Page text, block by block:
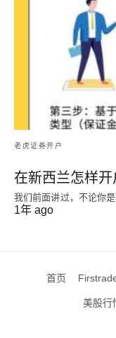
老虎证券开户
在新西兰怎样开
我们前面讲过，不论你
1年 ago
首页
美股行